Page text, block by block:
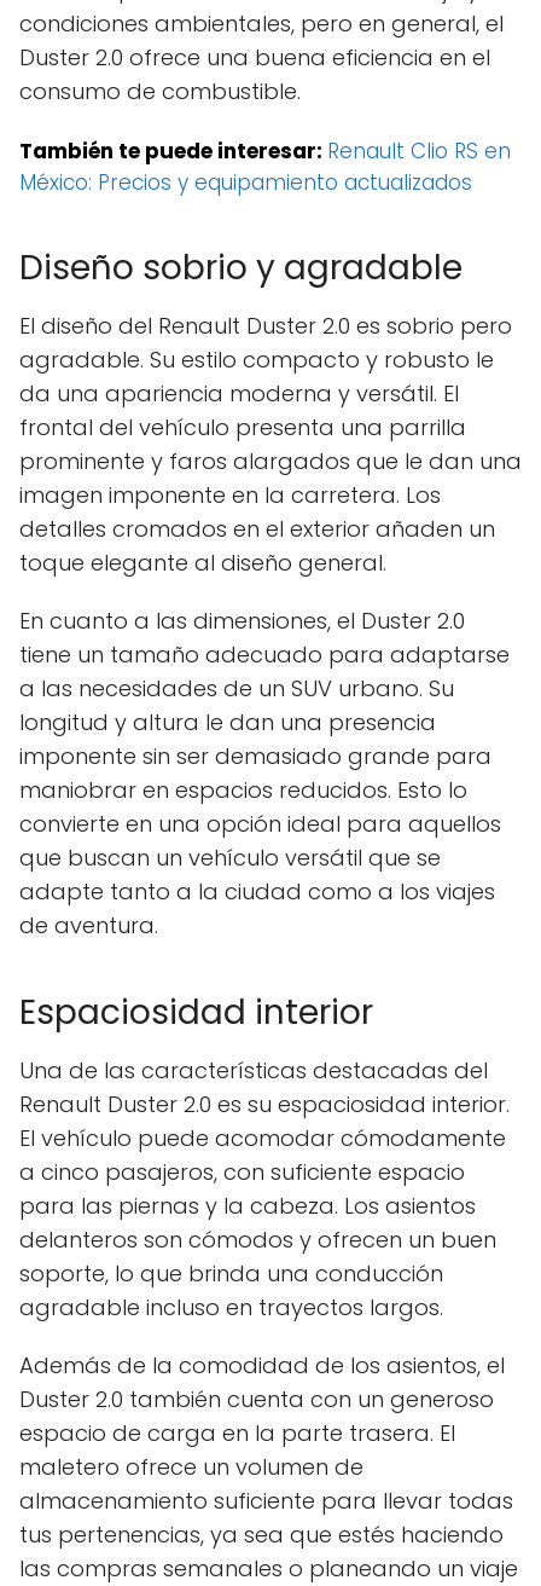
condiciones ambientales, pero en general, el
Duster 2.0 ofrece una buena eficiencia en el
consumo de combustible.
También te puede interesar: Renault Clio RS en
México: Precios y equipamiento actualizados
Diseño sobrio y agradable
El diseño del Renault Duster 2.0 es sobrio pero
agradable. Su estilo compacto y robusto le
da una apariencia moderna y versátil. El
frontal del vehículo presenta una parrilla
prominente y faros alargados que le dan una
imagen imponente en la carretera. Los
detalles cromados en el exterior añaden un
toque elegante al diseño general.
En cuanto a las dimensiones, el Duster 2.0
tiene un tamaño adecuado para adaptarse
a las necesidades de un SUV urbano. Su
longitud y altura le dan una presencia
imponente sin ser demasiado grande para
maniobrar en espacios reducidos. Esto lo
convierte en una opción ideal para aquellos
que buscan un vehículo versátil que se
adapte tanto a la ciudad como a los viajes
de aventura.
Espaciosidad interior
Una de las características destacadas del
Renault Duster 2.0 es su espaciosidad interior.
El vehículo puede acomodar cómodamente
a cinco pasajeros, con suficiente espacio
para las piernas y la cabeza. Los asientos
delanteros son cómodos y ofrecen un buen
soporte, lo que brinda una conducción
agradable incluso en trayectos largos.
Además de la comodidad de los asientos, el
Duster 2.0 también cuenta con un generoso
espacio de carga en la parte trasera. El
maletero ofrece un volumen de
almacenamiento suficiente para llevar todas
tus pertenencias, ya sea que estés haciendo
las compras semanales o planeando un viaje